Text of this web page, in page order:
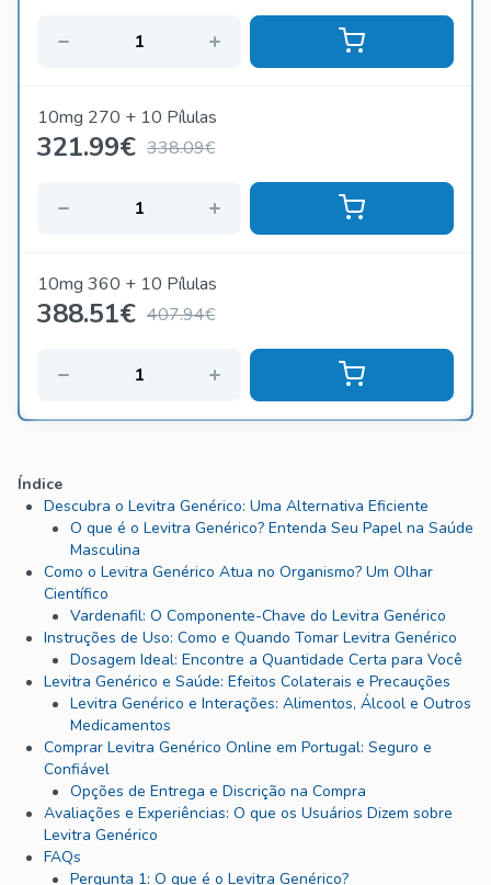
10mg 270 + 10 Pílulas
321.99€ 338.09€
10mg 360 + 10 Pílulas
388.51€ 407.94€
Índice
Descubra o Levitra Genérico: Uma Alternativa Eficiente
O que é o Levitra Genérico? Entenda Seu Papel na Saúde
Masculina
Como o Levitra Genérico Atua no Organismo? Um Olhar
Científico
Vardenafil: O Componente-Chave do Levitra Genérico
Instruções de Uso: Como e Quando Tomar Levitra Genérico
Dosagem Ideal: Encontre a Quantidade Certa para Você
Levitra Genérico e Saúde: Efeitos Colaterais e Precauções
Levitra Genérico e Interações: Alimentos, Álcool e Outros
Medicamentos
Comprar Levitra Genérico Online em Portugal: Seguro e
Confiável
Opções de Entrega e Discrição na Compra
Avaliações e Experiências: O que os Usuários Dizem sobre
Levitra Genérico
FAQs
Pergunta 1: O que é o Levitra Genérico?